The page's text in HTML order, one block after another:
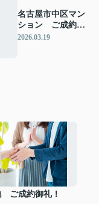
名古屋市中区マン
ション ご成約御
礼！
2026.03.19
ご成約御礼！